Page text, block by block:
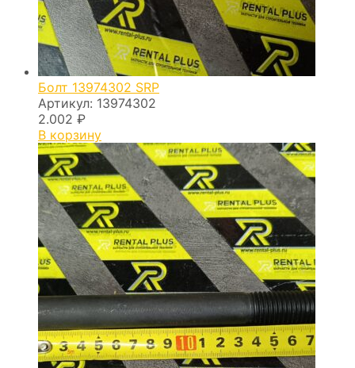
Болт 13974302 SRP
Артикул: 13974302
2.002 ₽
В корзину